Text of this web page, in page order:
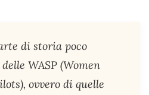
di storia poco
WASP (Women
ovvero di quelle